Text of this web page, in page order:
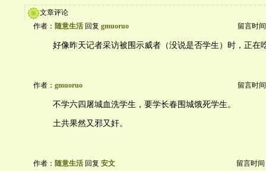
文章评论
作者： 随意生活 回复 gmuoruo 留言时
好像昨天记者采访被围示威者（没说是否学生）时，正在
作者： gmuoruo 留言时
不学六四屠城血洗学生，要学长春围城饿死学生。
土共果然又邪又奸。
作者： 随意生活 回复 安文 留言时间